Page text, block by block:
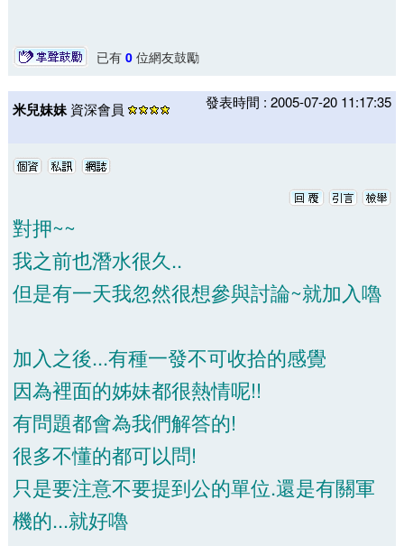
已有 0位網友鼓勵
米兒妹妹 資深會員 發表時間 : 2005-07-20 11:17:35
對押~~
我之前也潛水很久..
但是有一天我忽然很想參與討論~就加入嚕
加入之後...有種一發不可收拾的感覺
因為裡面的姊妹都很熱情呢!!
有問題都會為我們解答的!
很多不懂的都可以問!
只是要注意不要提到公的單位.還是有關軍
機的...就好嚕